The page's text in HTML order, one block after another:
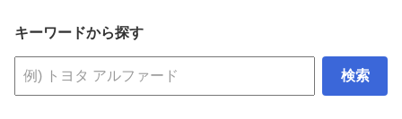
キーワードから探す
検索